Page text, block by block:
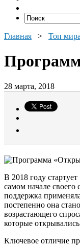
Главная > Топ мира
28 марта, 2018
В 2018 году
самом начале своего
поддержка
постепенно она
возрастающего
которые
Ключевое отличие